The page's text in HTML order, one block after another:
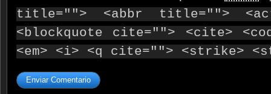
title=""> <abbr title="">
<blockquote cite=""> <cite>
<em> <i> <q cite=""> <strike>